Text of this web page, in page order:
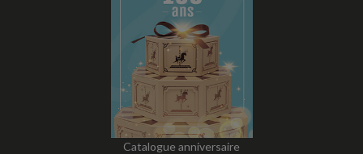
Catalogue anniversaire